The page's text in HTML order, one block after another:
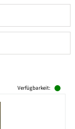
Verfügbarkeit: